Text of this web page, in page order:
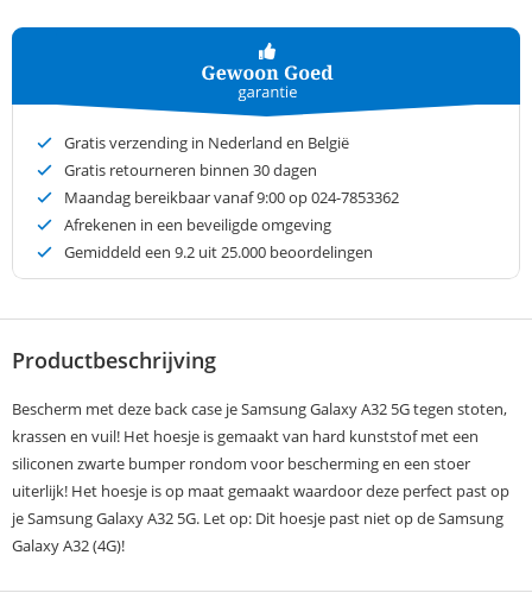
Gratis verzending in Nederland en België
Gratis retourneren binnen 30 dagen
Maandag bereikbaar vanaf 9:00 op 024-7853362
Afrekenen in een beveiligde omgeving
Gemiddeld een 9.2 uit 25.000 beoordelingen
Productbeschrijving
Bescherm met deze back case je Samsung Galaxy A32 5G tegen stoten,
krassen en vuil! Het hoesje is gemaakt van hard kunststof met een
siliconen zwarte bumper rondom voor bescherming en een stoer
uiterlijk! Het hoesje is op maat gemaakt waardoor deze perfect past op
je Samsung Galaxy A32 5G. Let op: Dit hoesje past niet op de Samsung
Galaxy A32 (4G)!